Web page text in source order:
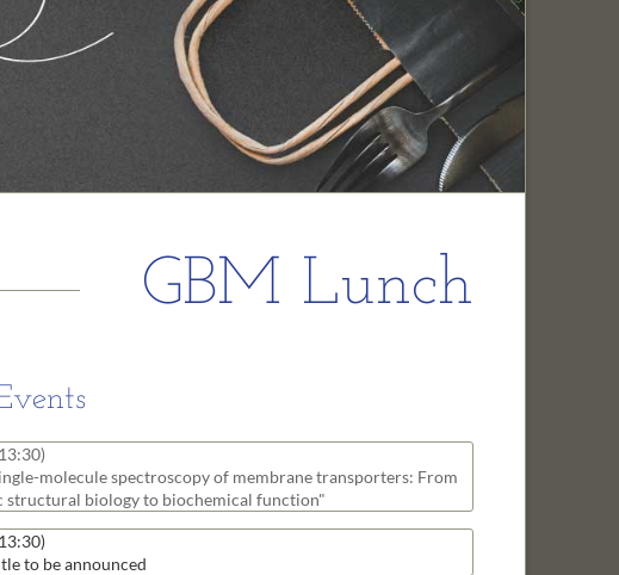
Neurobiologie
Engineering and Design
GBM Lunch
molecule spectroscopy of membrane transporters: From
structural biology to biochemical function"
to be announced